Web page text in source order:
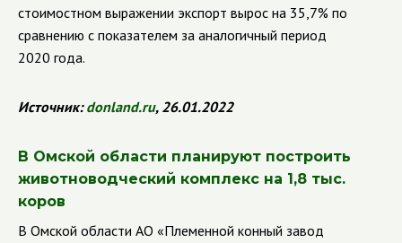
стоимостном выражении экспорт вырос на 35,7% по
сравнению с показателем за аналогичный период
2020 года.
Источник:donland.ru, 26.01.2022
В Омской области планируют построить
животноводческий комплекс на 1,8 тыс.
коров
В Омской области АО «Племенной конный завод